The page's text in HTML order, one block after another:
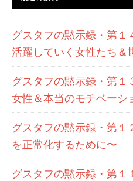
グスタフの黙示録・第１
活躍していく女性たち＆
グスタフの黙示録・第１
女性＆本当のモチベーシ
グスタフの黙示録・第１
を正常化するために〜
グスタフの黙示録・第１